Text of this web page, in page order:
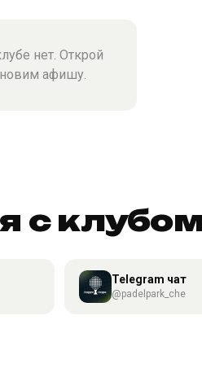
нет. Открой
афишу.
с
Telegram чат
@padelpark_che